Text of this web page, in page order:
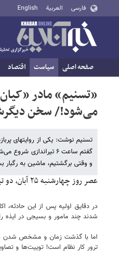
فارسی العربية English
صفحه اصلی سیاست اقتصاد
می‌شود!/ سخن دیگرش
تسنیم نوشت: یکی از روایتهای
گفتم ساعت ۶
و وقتی برگشتیم، ماشین به رگبار
عصر روز چهارشنبه ۲۵ آبان، دو تیم موتورسوار اقدام به تیراندازی و ترور چند نفر در شهرستان ایذه خوزستان کردند.
در دقایق اولیه پس از این
شدند چند مامور و بسیجی در ایذه
اما با گذشت زمان و مشخص شدن
ترور کار نظام است! توییت‌ها و